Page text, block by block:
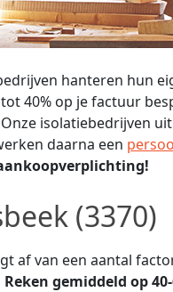
hanteren hun
40% op je factuur
isolatiebedrijven
daarna een
(3370)
af van een aantal
Reken gemiddeld op